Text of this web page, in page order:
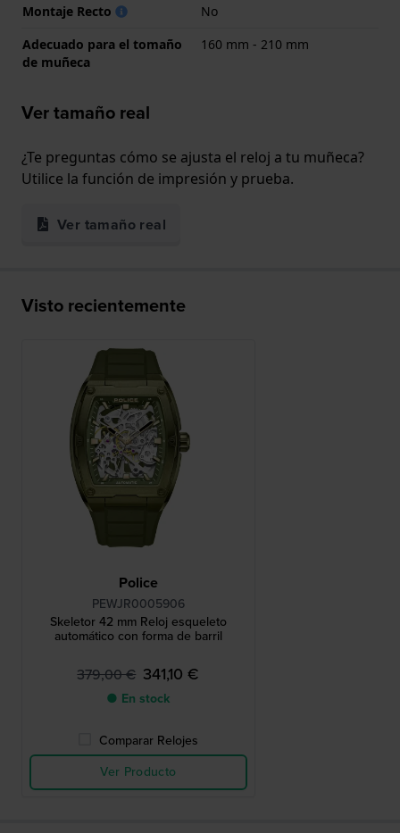
Montaje Recto
No
Adecuado para el tomaño
de muñeca
160 mm - 210 mm
Ver tamaño real
¿Te preguntas cómo se ajusta el reloj a tu muñeca?
Utilice la función de impresión y prueba.
Ver tamaño real
Visto recientemente
Police
PEWJR0005906
Skeletor 42 mm Reloj esqueleto
automático con forma de barril
379,00 € 341,10 €
● En stock
Comparar Relojes
Ver Producto